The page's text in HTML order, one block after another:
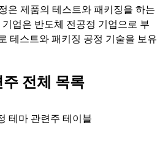
은 제품의 테스트와 패키징을 하는
업은 반도체 전공정 기업으로 부
테스트와 패키징 공정 기술을 보유
전체 목록
테마 관련주 테이블